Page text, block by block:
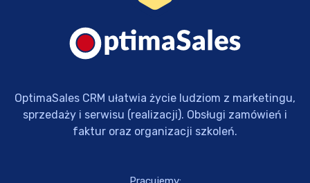
OptimaSales CRM ułatwia życie ludziom z marketingu,
sprzedaży i serwisu (realizacji). Obsługi zamówień i
faktur oraz organizacji szkoleń.